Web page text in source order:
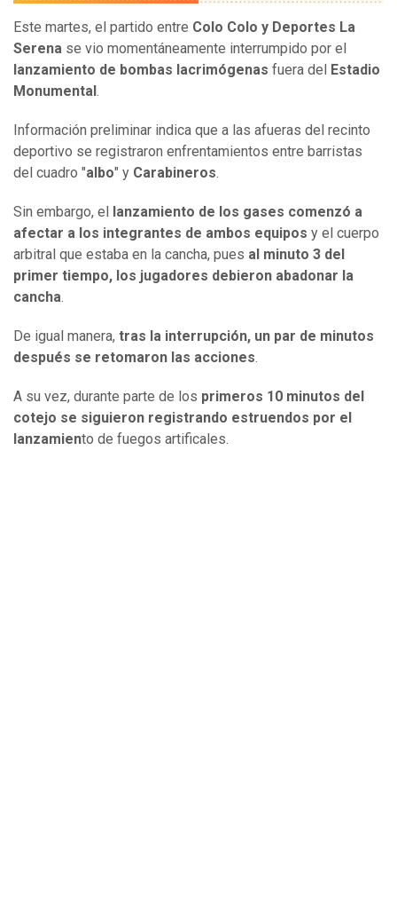
Este martes, el partido entre Colo Colo y Deportes La
Serena se vio momentáneamente interrumpido por el
lanzamiento de bombas lacrimógenas fuera del
Estadio
Monumental .
Información preliminar indica que a las afueras del recinto
deportivo se registraron enfrentamientos entre barristas
del cuadro "albo" y Carabineros.
Sin embargo, el
lanzamiento de los gases comenzó a
afectar a los integrantes de ambos equipos y el cuerpo
arbitral que estaba en la cancha, pues al minuto 3 del
primer tiempo, los jugadores debieron abadonar la
cancha.
De igual manera, tras la interrupción, un par de minutos
después se retomaron las acciones.
A su vez, durante parte de los primeros 10 minutos del
cotejo se siguieron registrando estruendos por el
lanzamiento de fuegos artificales.